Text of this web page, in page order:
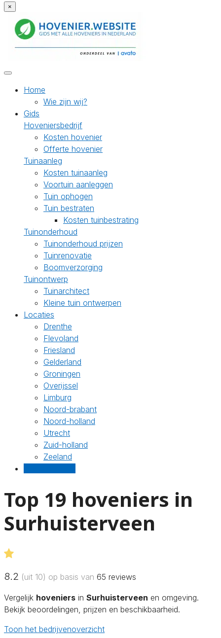
×
Home
Wie zijn wij?
Gids
Hoveniersbedrijf
Kosten hovenier
Offerte hovenier
Tuinaanleg
Kosten tuinaanleg
Voortuin aanleggen
Tuin ophogen
Tuin bestraten
Kosten tuinbestrating
Tuinonderhoud
Tuinonderhoud prijzen
Tuinrenovatie
Boomverzorging
Tuinontwerp
Tuinarchitect
Kleine tuin ontwerpen
Locaties
Drenthe
Flevoland
Friesland
Gelderland
Groningen
Overijssel
Limburg
Noord-brabant
Noord-holland
Utrecht
Zuid-holland
Zeeland
Top 19 hoveniers in
Surhuisterveen
8.2 (uit 10) op basis van 65 reviews
Vergelijk hoveniers in Surhuisterveen en omgeving.
Bekijk beoordelingen, prijzen en beschikbaarheid.
Toon het bedrijvenoverzicht